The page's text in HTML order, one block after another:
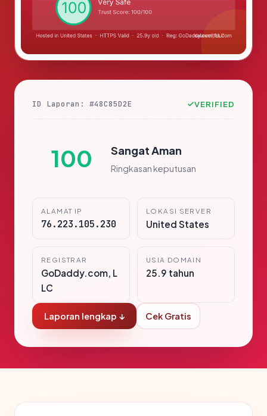
ID Laporan: #48C85D2E VERIFIED
100 Sangat Aman
Ringkasan keputusan
ALAMAT IP
76.223.105.230
LOKASI SERVER
United States
REGISTRAR
GoDaddy.com, L
LC
USIA DOMAIN
25.9 tahun
Laporan lengkap ↓ Cek Gratis